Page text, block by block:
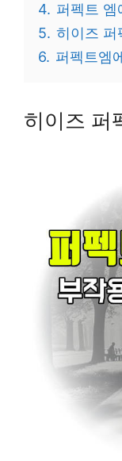
4. 퍼펙트 엠
5. 히이즈 퍼
6. 퍼펙트엠
히이즈 퍼